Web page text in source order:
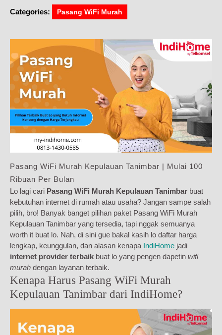
Categories: Pasang WiFi Murah
Pasang WiFi Murah Kepulauan Tanimbar | Mulai 100
Ribuan Per Bulan
Lo lagi cari Pasang WiFi Murah Kepulauan Tanimbar buat
kebutuhan internet di rumah atau usaha? Jangan sampe salah
pilih, bro! Banyak banget pilihan paket Pasang WiFi Murah
Kepulauan Tanimbar yang tersedia, tapi nggak semuanya
worth it buat lo. Nah, di sini gue bakal kasih lo daftar harga
lengkap, keunggulan, dan alasan kenapa IndiHome jadi
internet provider terbaik buat lo yang pengen dapetin wifi
murah dengan layanan terbaik.
Kenapa Harus Pasang WiFi Murah
Kepulauan Tanimbar dari IndiHome?